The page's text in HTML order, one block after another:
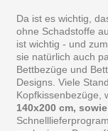
Da ist es wichtig,
ohne Schadstoffe
ist wichtig - und
sie natürlich auch
Bettbezüge und
Designs. Viele
Kopfkissenbezüge,
140x200 cm,